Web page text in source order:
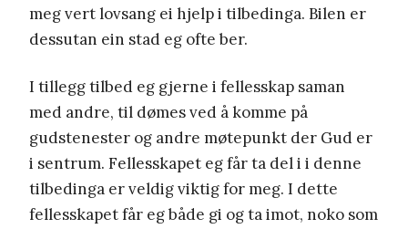
meg vert lovsang ei hjelp i tilbedinga. Bilen er
dessutan ein stad eg ofte ber.
I tillegg tilbed eg gjerne i fellesskap saman
med andre, til dømes ved å komme på
gudstenester og andre møtepunkt der Gud er
i sentrum. Fellesskapet eg får ta del i i denne
tilbedinga er veldig viktig for meg. I dette
fellesskapet får eg både gi og ta imot, noko som